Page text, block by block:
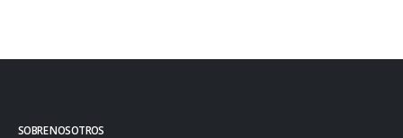
SOBRE NOSOTROS